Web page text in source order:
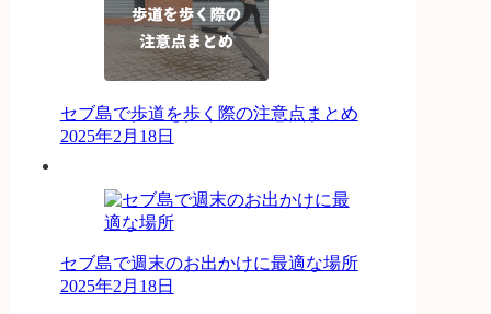
セブ島で歩道を歩く際の注意点まとめ
2025年2月18日
セブ島で週末のお出かけに最適な場所
2025年2月18日